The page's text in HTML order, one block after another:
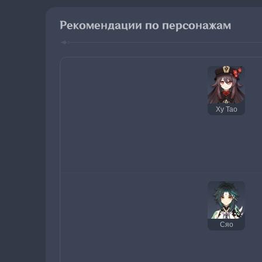
Рекомендации по персонажам
Ху Тао
Сяо